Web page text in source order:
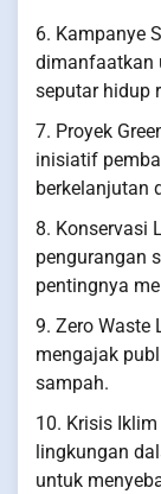
6. Kampanye
dimanfaatkan
seputar hidup
7. Proyek
inisiatif
berkelanjutan
8. Konservasi
pengurangan
pentingnya
9. Zero Waste
mengajak
sampah.
10. Krisis
lingkungan
untuk